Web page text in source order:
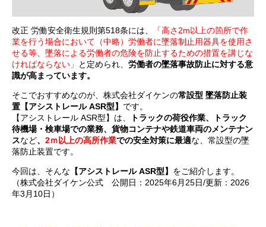
改正 労働安全衛生規則第518条には、
「高さ2m以上の箇所で作
業を行う場合において（中略）労働者に墜落制止用器具を使用さ
せる等、墜落による労働者の危険を防止するための措置を講じな
ければならない」
と定められ、 労働者の墜落事故防止に対する意
識が高まっています。
そこでおすすめなのが、株式会社ダイケンの常設型 墜落防止装
置【アシストレール ASR型】 です。
【アシストレール ASR型】は、
トラックの荷役作業、トラック
待機場・検車場での業務、貨物コンテナや鉄道車両のメンテナン
スなど、 2ｍ以上の高所作業での安全対策に最適な、常設型の墜
落防止装置です。
今回は、そんな 【アシストレール ASR型】 をご紹介します。
（株式会社ダイケン公式 公開日：2025年6月25日/更新：2026
年3月10日）